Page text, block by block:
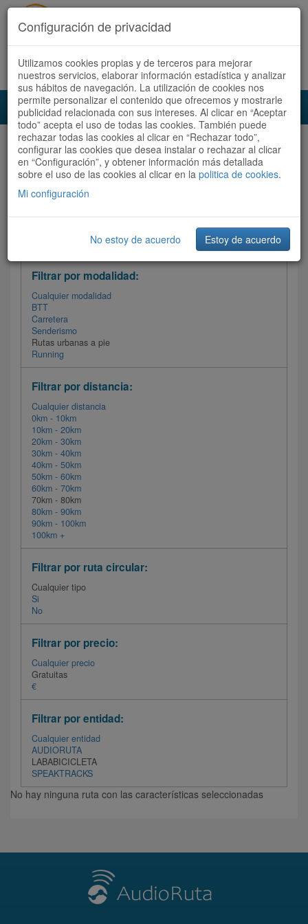
Acceder Registrate ahora Español | Català
Audioruta Todas las rutas
Todas las rutas
Ordenar por: Más recientes /
Filtrar las rutas
Filtrar por modalidad:
Cualquier modalidad
BTT
Carretera
Senderismo
Rutas urbanas a pie
Running
Filtrar por distancia:
Cualquier distancia
0km - 10km
10km - 20km
20km - 30km
30km - 40km
40km - 50km
50km - 60km
60km - 70km
70km - 80km
80km - 90km
90km - 100km
100km +
Filtrar por ruta circular:
Cualquier tipo
Si
No
Filtrar por precio:
Cualquier precio
Gratuitas
€
Filtrar por entidad:
Cualquier entidad
AUDIORUTA
LABABICICLETA
SPEAKTRACKS
No hay ninguna ruta con las características seleccionadas
Configuración de privacidad
Utilizamos cookies propias y de terceros para mejorar
nuestros servicios, elaborar información estadística y analizar
sus hábitos de navegación. La utilización de cookies nos
permite personalizar el contenido que ofrecemos y mostrarle
publicidad relacionada con sus intereses. Al clicar en “Aceptar
todo” acepta el uso de todas las cookies. También puede
rechazar todas las cookies al clicar en “Rechazar todo”,
configurar las cookies que desea instalar o rechazar al clicar
en “Configuración”, y obtener información más detallada
sobre el uso de las cookies al clicar en la politica de cookies.
Mi configuración
No estoy de acuerdo Estoy de acuerdo